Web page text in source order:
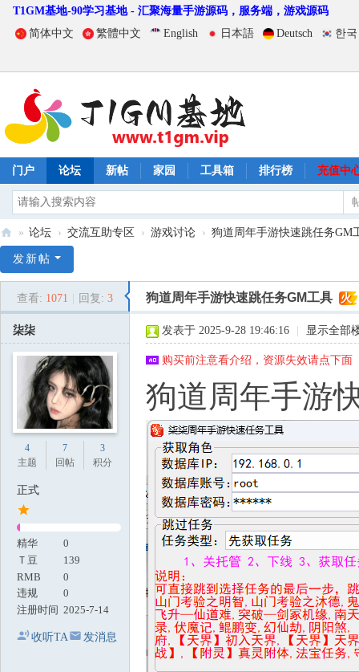
T1GM基地-90学习基地 - 汇聚海量手游源码，服务端，游戏源码
简体中文
繁體中文 English 日本語 Deutsch 한
门户 论坛 新帖 家园 工具箱 排行榜 充值中
1
» 论坛 › 交流互助专区 › 游戏讨论 › 狗道周年手游快速跳任务GM
发新帖
查看: 1071 回复: 3 狗道周年手游快速跳任务GM工具 火
柒柒
4
主题
7
回帖
3
积分
正式
精华
0
Ｔ豆
139
RMB
0
违规
0
注册时间 2025-7-14
收听TA 发消息
发表于 2025-9-28 19:46:16 显示全部
购买前注意看介绍，资源失效请点下
狗道周年手游